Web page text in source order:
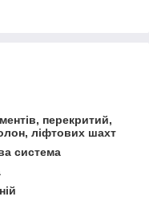
перекритий,
ліфтових шахт
система